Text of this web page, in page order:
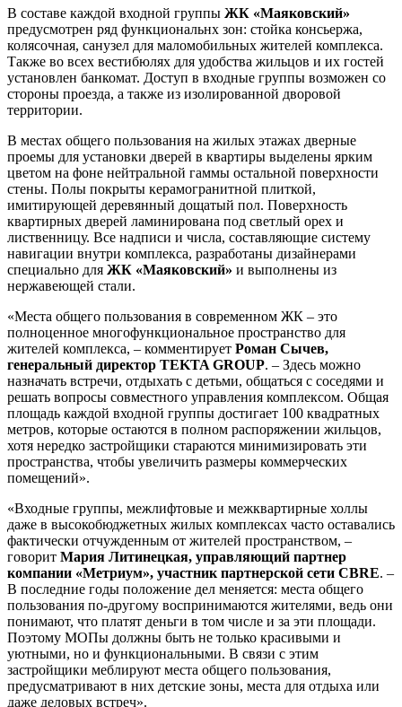
В составе каждой входной группы ЖК «Маяковский»
предусмотрен ряд функциональнх зон: стойка консьержа,
колясочная, санузел для маломобильных жителей комплекса.
Также во всех вестибюлях для удобства жильцов и их гостей
установлен банкомат. Доступ в входные группы возможен со
стороны проезда, а также из изолированной дворовой
территории.
В местах общего пользования на жилых этажах дверные
проемы для установки дверей в квартиры выделены ярким
цветом на фоне нейтральной гаммы остальной поверхности
стены. Полы покрыты керамогранитной плиткой,
имитирующей деревянный дощатый пол. Поверхность
квартирных дверей ламинирована под светлый орех и
лиственницу. Все надписи и числа, составляющие систему
навигации внутри комплекса, разработаны дизайнерами
специально для ЖК «Маяковский» и выполнены из
нержавеющей стали.
«Места общего пользования в современном ЖК – это
полноценное многофункциональное пространство для
жителей комплекса, – комментирует Роман Сычев,
генеральный директор TEKTA GROUP. – Здесь можно
назначать встречи, отдыхать с детьми, общаться с соседями и
решать вопросы совместного управления комплексом. Общая
площадь каждой входной группы достигает 100 квадратных
метров, которые остаются в полном распоряжении жильцов,
хотя нередко застройщики стараются минимизировать эти
пространства, чтобы увеличить размеры коммерческих
помещений».
«Входные группы, межлифтовые и межквартирные холлы
даже в высокобюджетных жилых комплексах часто оставались
фактически отчужденным от жителей пространством, –
говорит Мария Литинецкая, управляющий партнер
компании «Метриум», участник партнерской сети CBRE. –
В последние годы положение дел меняется: места общего
пользования по-другому воспринимаются жителями, ведь они
понимают, что платят деньги в том числе и за эти площади.
Поэтому МОПы должны быть не только красивыми и
уютными, но и функциональными. В связи с этим
застройщики меблируют места общего пользования,
предусматривают в них детские зоны, места для отдыха или
даже деловых встреч».